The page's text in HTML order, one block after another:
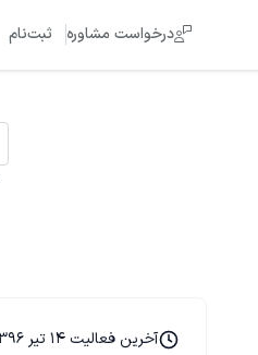
درخواست مشاوره ثبت‌نام
آخرین فعالیت 14 تیر 1396